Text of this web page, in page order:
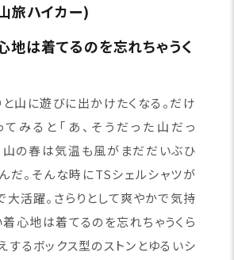
旅ハイカー)
地は着てるのを忘れちゃうく
と山に遊びに出かけたくなる。だけ
てみると「あ、そうだった山だっ
山の春は気温も風がまだだいぶひ
だ。そんな時にTSシェルシャツが
大活躍。さらりとして爽やかで気持
着心地は着てるのを忘れちゃうくら
するボックス型のストンとゆるいシ